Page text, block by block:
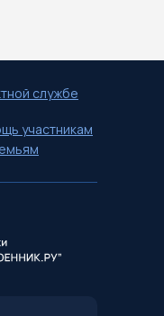
службе
участникам